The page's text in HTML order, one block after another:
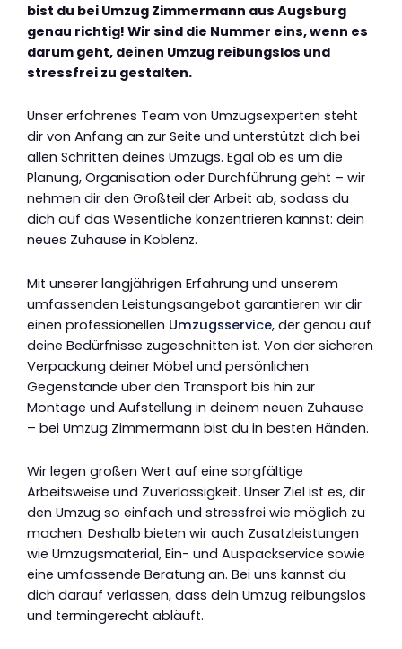
bist du bei Umzug Zimmermann aus Augsburg
genau richtig! Wir sind die Nummer eins, wenn es
darum geht, deinen Umzug reibungslos und
stressfrei zu gestalten.
Unser erfahrenes Team von Umzugsexperten steht
dir von Anfang an zur Seite und unterstützt dich bei
allen Schritten deines Umzugs. Egal ob es um die
Planung, Organisation oder Durchführung geht – wir
nehmen dir den Großteil der Arbeit ab, sodass du
dich auf das Wesentliche konzentrieren kannst: dein
neues Zuhause in Koblenz.
Mit unserer langjährigen Erfahrung und unserem
umfassenden Leistungsangebot garantieren wir dir
einen professionellen Umzugsservice, der genau auf
deine Bedürfnisse zugeschnitten ist. Von der sicheren
Verpackung deiner Möbel und persönlichen
Gegenstände über den Transport bis hin zur
Montage und Aufstellung in deinem neuen Zuhause
– bei Umzug Zimmermann bist du in besten Händen.
Wir legen großen Wert auf eine sorgfältige
Arbeitsweise und Zuverlässigkeit. Unser Ziel ist es, dir
den Umzug so einfach und stressfrei wie möglich zu
machen. Deshalb bieten wir auch Zusatzleistungen
wie Umzugsmaterial, Ein- und Auspackservice sowie
eine umfassende Beratung an. Bei uns kannst du
dich darauf verlassen, dass dein Umzug reibungslos
und termingerecht abläuft.